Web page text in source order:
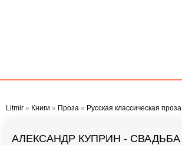
Litmir » Книги » Проза » Русская классическая проза
АЛЕКСАНДР КУПРИН - СВАДЬБА